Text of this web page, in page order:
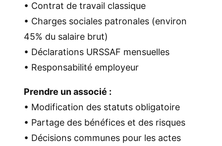
• Contrat de travail classique
• Charges sociales patronales (environ
45% du salaire brut)
• Déclarations URSSAF mensuelles
• Responsabilité employeur
Prendre un associé :
• Modification des statuts obligatoire
• Partage des bénéfices et des risques
• Décisions communes pour les actes